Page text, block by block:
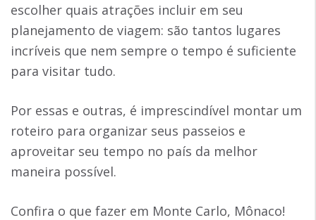
escolher quais atrações incluir em seu
planejamento de viagem: são tantos lugares
incríveis que nem sempre o tempo é suficiente
para visitar tudo.
Por essas e outras, é imprescindível montar um
roteiro para organizar seus passeios e
aproveitar seu tempo no país da melhor
maneira possível.
Confira o que fazer em Monte Carlo, Mônaco!